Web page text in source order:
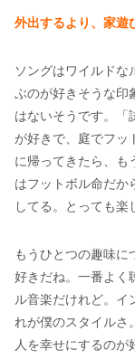
外出するより、家遊
ソングはワイルドな
ぶのが好きそうな印
はないそうです。「
が好きで、庭でフッ
に帰ってきたら、も
はフットボル命だか
してる。とっても楽
もうひとつの趣味に
好きだね。一番よく
ル音楽だけれど。イ
れが僕のスタイルさ
人を幸せにするのが